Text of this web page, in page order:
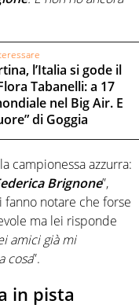
l’Italia si gode il
Tabanelli: a 17
nel Big Air. E
di Goggia
campionessa azzurra:
Brignone”,
fanno notare che forse
ma lei risponde
amici già mi
cosa”.
in pista